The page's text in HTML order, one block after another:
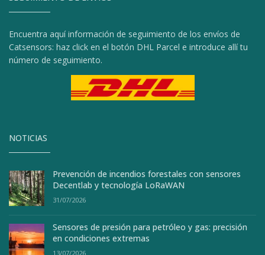
Encuentra aquí información de seguimiento de los envíos de
Catsensors: haz click en el botón DHL Parcel e introduce allí tu
número de seguimiento.
NOTICIAS
Prevención de incendios forestales con sensores
Decentlab y tecnología LoRaWAN
31/07/2026
Sensores de presión para petróleo y gas: precisión
en condiciones extremas
13/07/2026